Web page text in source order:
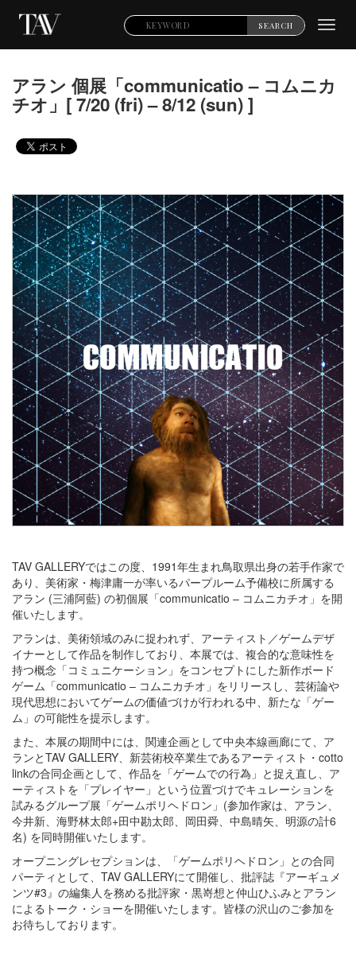
SEARCH
アラン 個展「communicatio – コムニカ
チオ」[ 7/20 (fri) – 8/12 (sun) ]
TAV GALLERYではこの度、1991年生まれ鳥取県出身の若手作家で
あり、美術家・梅津庸一が率いるパープルーム予備校に所属する
アラン (三浦阿藍) の初個展「communicatio – コムニカチオ」を開
催いたします。
アランは、美術領域のみに捉われず、アーティスト／ゲームデザ
イナーとして作品を制作しており、本展では、複合的な意味性を
持つ概念「コミュニケーション」をコンセプトにした新作ボード
ゲーム「communicatio – コムニカチオ」をリリースし、芸術論や
現代思想においてゲームの価値づけが行われる中、新たな「ゲー
ム」の可能性を提示します。
また、本展の期間中には、関連企画として中央本線画廊にて、ア
ランとTAV GALLERY、新芸術校卒業生であるアーティスト・cotto
linkの合同企画として、作品を「ゲームでの行為」と捉え直し、ア
ーティストを「プレイヤー」という位置づけでキュレーションを
試みるグループ展「ゲームポリヘドロン」(参加作家は、アラン、
今井新、海野林太郎+田中勘太郎、岡田舜、中島晴矢、明源の計6
名) を同時開催いたします。
オープニングレセプションは、「ゲームポリヘドロン」との合同
パーティとして、TAV GALLERYにて開催し、批評誌『アーギュメ
ンツ#3』の編集人を務める批評家・黒嵜想と仲山ひふみとアラン
によるトーク・ショーを開催いたします。皆様の沢山のご参加を
お待ちしております。